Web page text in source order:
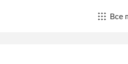
Все